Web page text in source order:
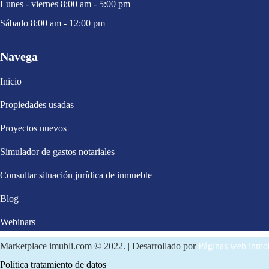
Lunes - viernes 8:00 am - 5:00 pm
Sábado 8:00 am - 12:00 pm
Navega
Inicio
Propiedades usadas
Proyectos nuevos
Simulador de gastos notariales
Consultar situación jurídica de inmueble
Blog
Webinars
Marketplace imubli.com © 2022. | Desarrollado por Páginas web
Política tratamiento de datos